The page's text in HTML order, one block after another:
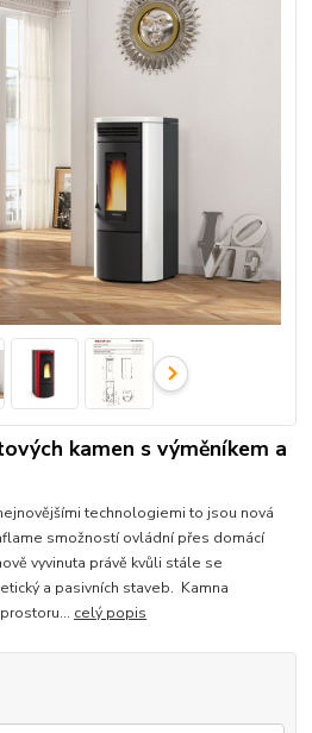
kamen s výměníkem a
technologiemi to jsou nová
smožností ovládní přes domácí
vyvinuta právě kvůli stále se
a pasivních staveb. Kamna
celý popis